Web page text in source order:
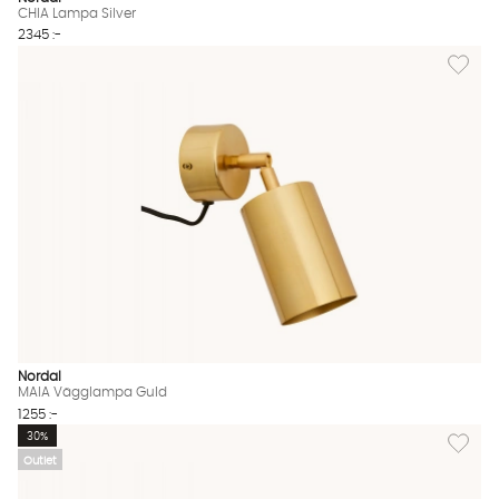
CHIA Lampa Silver
2345 :-
Lägg
Nordal
MAIA Vägglampa Guld
1255 :-
Outlet
Lägg
30%